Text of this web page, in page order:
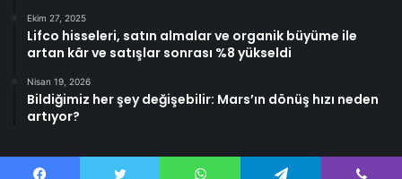
Ekim 27, 2025
Lifco hisseleri, satın almalar ve organik büyüme ile
artan kâr ve satışlar sonrası %8 yükseldi
Nisan 19, 2026
Bildiğimiz her şey değişebilir: Mars’ın dönüş hızı neden
artıyor?